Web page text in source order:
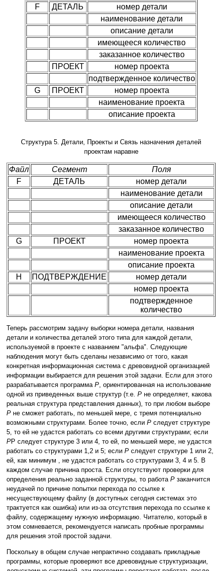
F
ДЕТАЛЬ
номер детали
наименование детали
описание детали
имеющееся количество
заказанное количество
ПРОЕКТ
номер проекта
подтвержденное количество
G
ПРОЕКТ
номер проекта
наименование проекта
описание проекта
Структура 5. Детали, Проекты и Связь назначения деталей
проектам наравне
Файл Сегмент
Поля
F
ДЕТАЛЬ
номер детали
наименование детали
описание детали
имеющееся количество
заказанное количество
G
ПРОЕКТ
номер проекта
наименование проекта
описание проекта
H
ПОДТВЕРЖДЕНИЕ
номер детали
номер проекта
подтвержденное
количество
Теперь рассмотрим задачу выборки номера детали, названия
детали и количества деталей этого типа для каждой детали,
используемой в проекте с названием "альфа". Следующие
наблюдения могут быть сделаны независимо от того, какая
конкретная информационная система с древовидной организацией
информации выбирается для решения этой задачи. Если для этого
разрабатывается программа P, ориентированная на использование
одной из приведенных выше структур (т.е. P не определяет, какова
реальная структура представления данных), то при любом выборе
P не сможет работать, по меньшей мере, с тремя потенциально
возможными структурами. Более точно, если P следует структуре
5, то ей не удастся работать со всеми другими структурами; если
PP следует структуре 3 или 4, то ей, по меньшей мере, не удастся
работать со структурами 1,2 и 5; если P следует структуре 1 или 2,
ей, как минимум , не удастся работать со структурами 3, 4 и 5. В
каждом случае причина проста. Если отсутствуют проверки для
определения реально заданной структуры, то работа P заканчится
неудачей по причине попытки перехода по ссылке к
несуществующему файлу (в доступных сегодня системах это
трактуется как ошибка) или из-за отсутствия перехода по ссылке к
файлу, содержащему нужную информацию. Читателю, который в
этом сомневается, рекомендуется написать пробные программы
для решения этой простой задачи.
Поскольку в общем случае непрактично создавать прикладные
программы, которые проверяют все древовидные структуризации,